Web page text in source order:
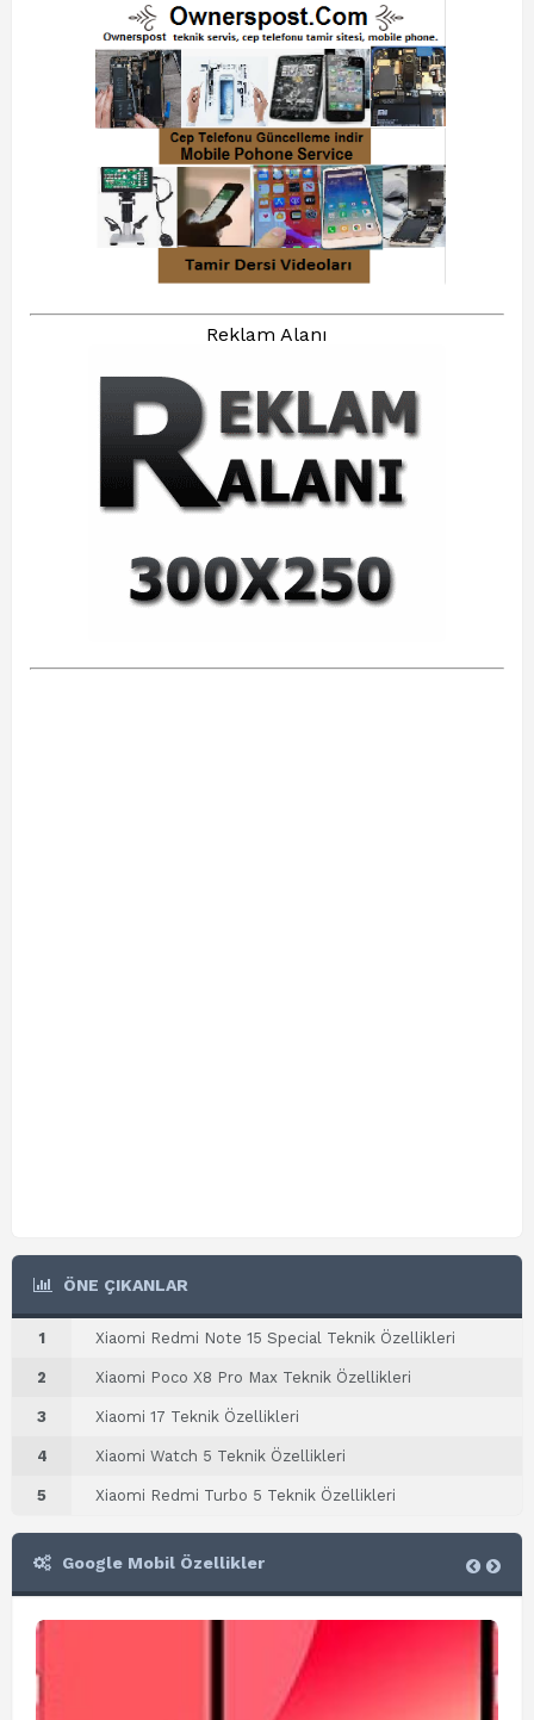
Reklam Alanı
ÖNE ÇIKANLAR
1 Xiaomi Redmi Note 15 Special Teknik Özellikleri
2 Xiaomi Poco X8 Pro Max Teknik Özellikleri
3 Xiaomi 17 Teknik Özellikleri
4 Xiaomi Watch 5 Teknik Özellikleri
5 Xiaomi Redmi Turbo 5 Teknik Özellikleri
Google Mobil Özellikler